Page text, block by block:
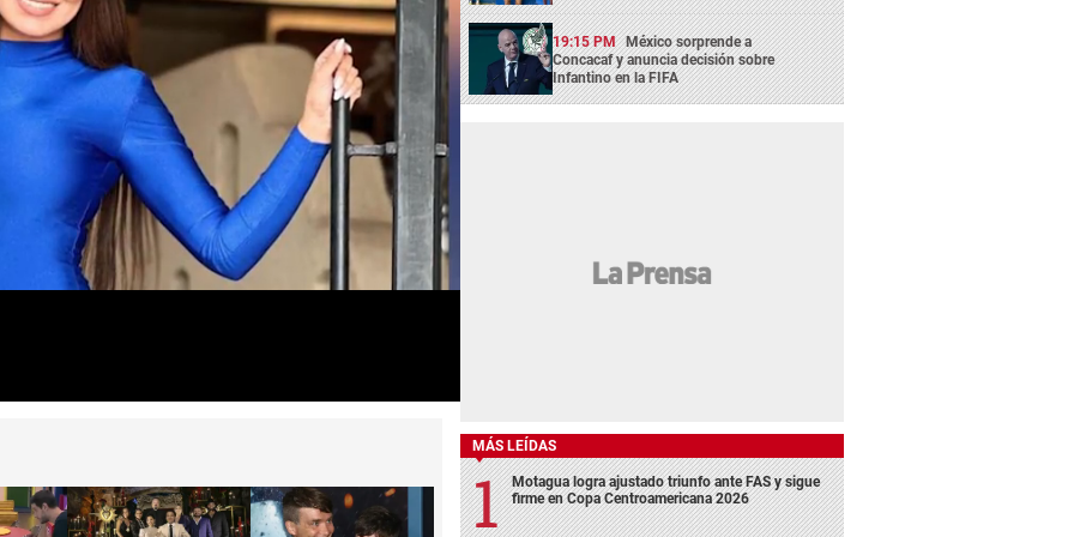
19:15 PM México sorprende a
Concacaf y anuncia decisión sobre
Infantino en la FIFA
MÁS LEÍDAS
Motagua logra ajustado triunfo ante FAS y sigue
firme en Copa Centroamericana 2026